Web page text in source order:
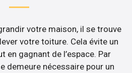
votre maison, il se trouve
votre toiture. Cela évite un
en gagnant de l’espace. Par
demeure nécessaire pour un